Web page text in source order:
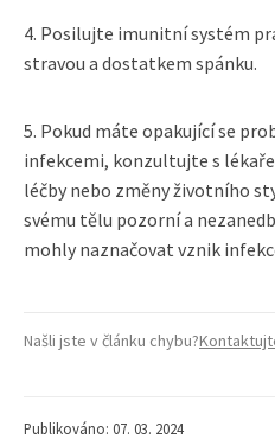
4. Posilujte imunitní systém
stravou a dostatkem spánku.
5. Pokud máte opakující se
infekcemi, konzultujte s
léčby nebo změny životního
svému tělu pozorní a
mohly naznačovat vznik
Našli jste v článku chybu?
Publikováno: 07. 03. 2024